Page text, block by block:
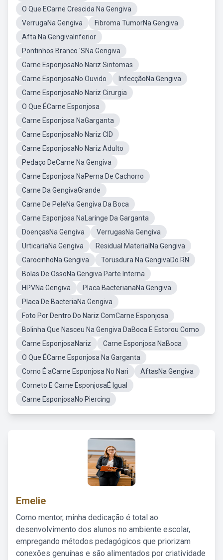
O Que ECarne Crescida Na Gengiva
VerrugaNa Gengiva
Fibroma TumorNa Gengiva
Afta Na GengivaInferior
Pontinhos Branco 'SNa Gengiva
Carne EsponjosaNo Nariz Sintomas
Carne EsponjosaNo Ouvido
InfecçãoNa Gengiva
Carne EsponjosaNo Nariz Cirurgia
O Que ÉCarne Esponjosa
Carne Esponjosa NaGarganta
Carne EsponjosaNo Nariz CID
Carne EsponjosaNo Nariz Adulto
Pedaço DeCarne Na Gengiva
Carne Esponjosa NaPerna De Cachorro
Carne Da GengivaGrande
Carne De PeleNa Gengiva Da Boca
Carne Esponjosa NaLaringe Da Garganta
DoençasNa Gengiva
VerrugasNa Gengiva
UrticariaNa Gengiva
Residual MaterialNa Gengiva
CarocinhoNa Gengiva
Torusdura Na GengivaDo RN
Bolas De OssoNa Gengiva Parte Interna
HPVNa Gengiva
Placa BacterianaNa Gengiva
Placa De BacteriaNa Gengiva
Foto Por Dentro Do Nariz ComCarne Esponjosa
Bolinha Que Nasceu Na Gengiva DaBoca E Estorou Como
Carne EsponjosaNariz
Carne Esponjosa NaBoca
O Que ÉCarne Esponjosa Na Garganta
Como É aCarne Esponjosa No Nari
AftasNa Gengiva
Corneto E Carne EsponjosaÉ Igual
Carne EsponjosaNo Piercing
Emelie
Como mentor, minha dedicação é total ao
desenvolvimento dos alunos no ambiente escolar,
empregando métodos pedagógicos que priorizam
conexões genuínas e são alimentados por criatividade